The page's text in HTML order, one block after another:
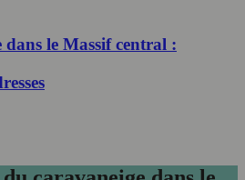
le Massif central :